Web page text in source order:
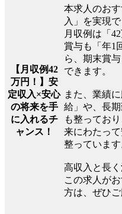
【月収例42
万円！】安
定収入×安心
の将来を手
に入れるチ
ャンス！
本求人のお
入」を実現で
月収例は「
賞与も「年1
ら、期末賞
できます。
また、業績
給」や、長
も整ってお
来にわたっ
整っています
高収入と長
この求人が
方は、ぜひ